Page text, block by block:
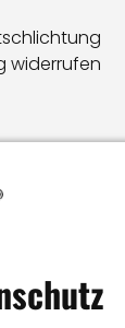
widerrufen